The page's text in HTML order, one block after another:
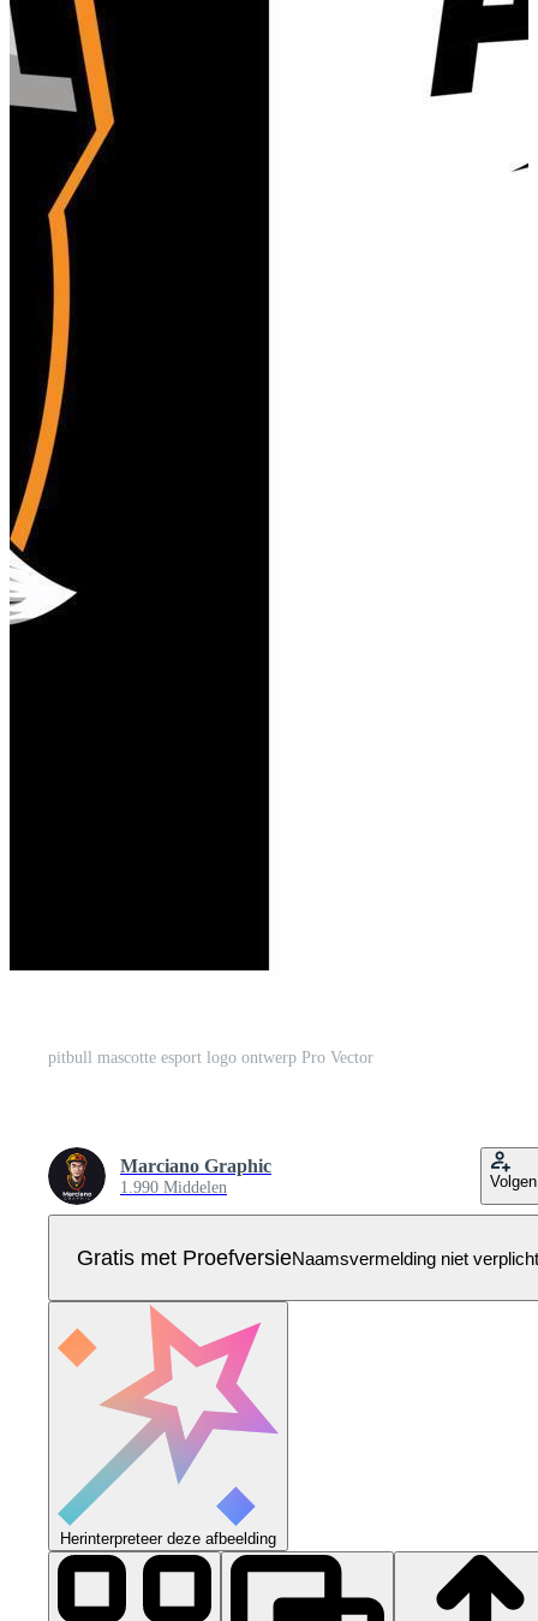
pitbull mascotte esport logo ontwerp Pro Vector
Marciano Graphic
1.990 Middelen Volgen
Gratis met ProefversieNaamsvermelding niet verplicht
Herinterpreteer deze afbeelding